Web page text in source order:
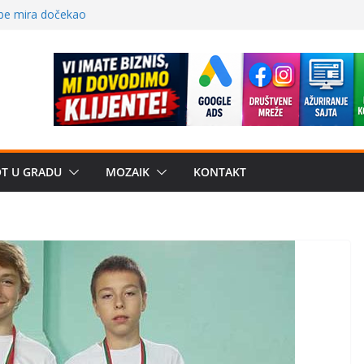
– električni
može li
projekat: Gde
Umesto
privatne
U GRADU MOZAIK KONTAKT